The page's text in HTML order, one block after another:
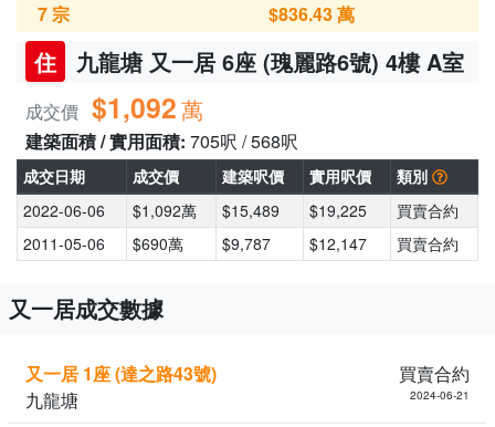
7宗
$836.43萬
住 九龍塘 又一居 6座 (瑰麗路6號) 4樓 A室
成交價 $1,092萬
建築面積 / 實用面積: 705呎 / 568呎
成交日期 成交價 建築呎價 實用呎價
類別
2022-06-06
$1,092萬 $15,489 $19,225
買賣合約
2011-05-06
$690萬 $9,787 $12,147 買賣合約
又一居成交數據
又一居 1座 (達之路43號)
買賣合約
九龍塘
2024-06-21